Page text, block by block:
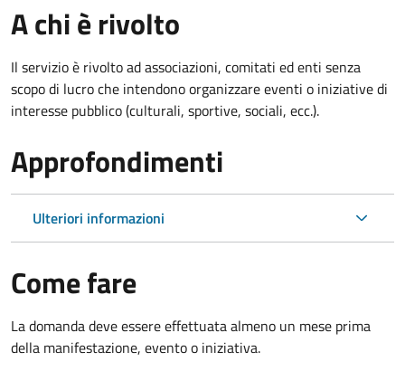
A chi è rivolto
Il servizio è rivolto ad associazioni, comitati ed enti senza
scopo di lucro che intendono organizzare eventi o iniziative di
interesse pubblico (culturali, sportive, sociali, ecc.).
Approfondimenti
Ulteriori informazioni
Come fare
La domanda deve essere effettuata almeno un mese prima
della manifestazione, evento o iniziativa.